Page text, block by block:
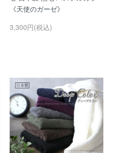
《天使のガーゼ》
3,300円(税込)